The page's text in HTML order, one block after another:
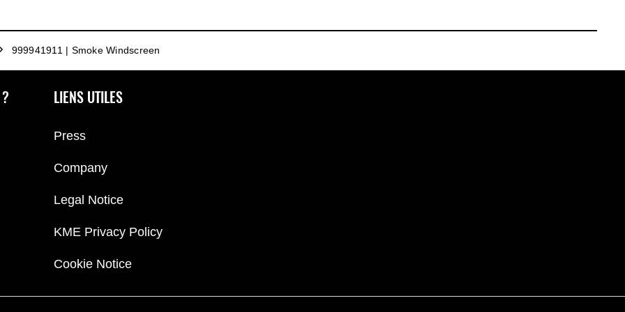
999941911 | Smoke Windscreen
LIENS UTILES
Press
Company
Legal Notice
KME Privacy Policy
Cookie Notice